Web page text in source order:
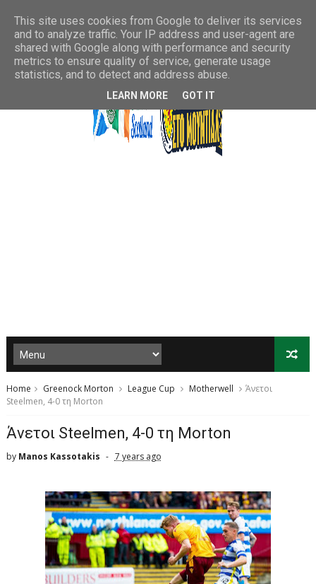
Home Greenock Morton League Cup Motherwell
Άνετοι
Steelmen, 4-0 τη Morton
Άνετοι Steelmen, 4-0 τη Morton
by Manos Kassotakis 7 years ago
This site uses cookies from Google to deliver its services
and to analyze traffic. Your IP address and user-agent are
shared with Google along with performance and security
metrics to ensure quality of service, generate usage
statistics, and to detect and address abuse.
LEARN MORE GOT IT